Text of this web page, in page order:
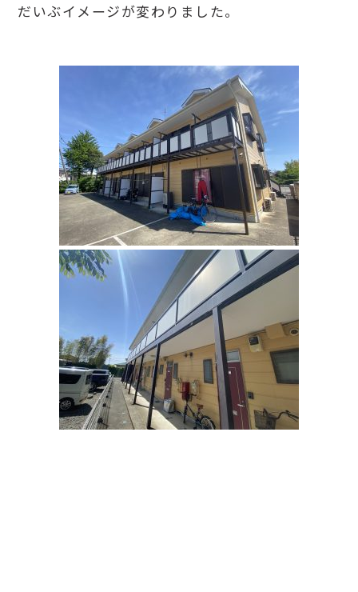
だいぶイメージが変わりました。